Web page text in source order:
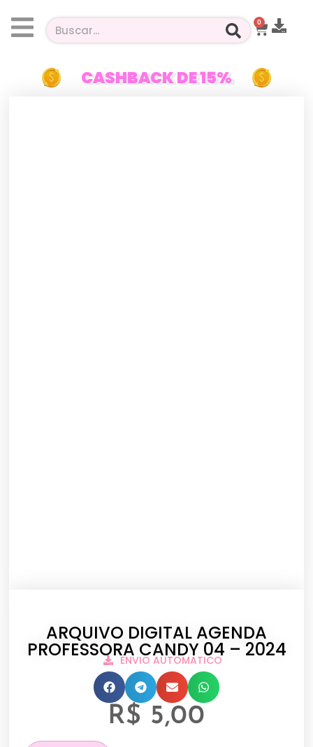
0
CASHBACK DE 15%
ARQUIVO DIGITAL AGENDA
PROFESSORA CANDY 04 – 2024
ENVIO AUTOMATICO
R$ 5,00